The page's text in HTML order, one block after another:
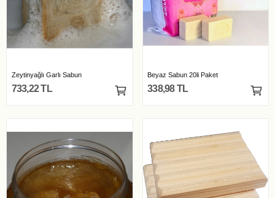
Zeytinyağlı Garlı Sabun
733,22 TL
Beyaz Sabun 20li Paket
338,98 TL